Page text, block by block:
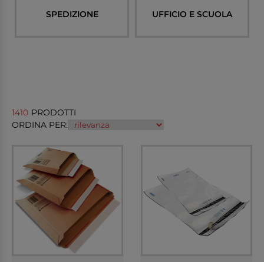
SPEDIZIONE UFFICIO E SCUOLA
1410 PRODOTTI
ORDINA PER: